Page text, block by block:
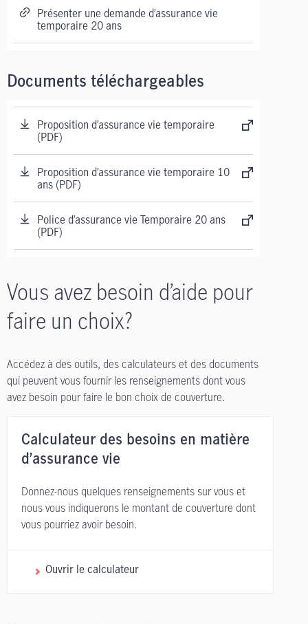
Présenter une demande d’assurance vie
temporaire 20 ans
Documents téléchargeables
Proposition d’assurance vie temporaire
(PDF)
Proposition d’assurance vie temporaire 10
ans (PDF)
Police d’assurance vie Temporaire 20 ans
(PDF)
Vous avez besoin d’aide pour
faire un choix?
Accédez à des outils, des calculateurs et des documents
qui peuvent vous fournir les renseignements dont vous
avez besoin pour faire le bon choix de couverture.
Calculateur des besoins en matière
d’assurance vie
Donnez-nous quelques renseignements sur vous et
nous vous indiquerons le montant de couverture dont
vous pourriez avoir besoin.
Ouvrir le calculateur